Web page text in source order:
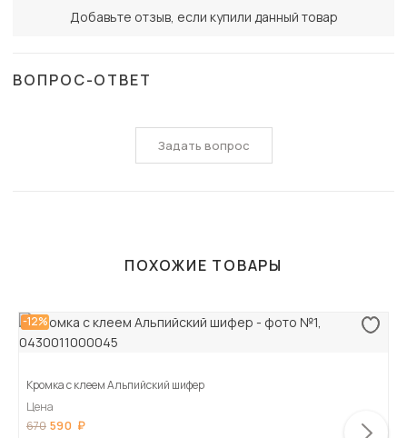
Добавьте отзыв, если купили данный товар
ВОПРОС-ОТВЕТ
Задать вопрос
ПОХОЖИЕ ТОВАРЫ
-12%
Кромка с клеем Альпийский шифер
Цена
670 590